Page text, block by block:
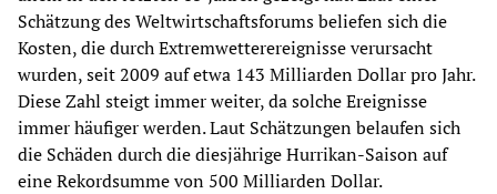
Schätzung des Weltwirtschaftsforums beliefen sich die
Kosten, die durch Extremwetterereignisse verursacht
wurden, seit 2009 auf etwa 143 Milliarden Dollar pro Jahr.
Diese Zahl steigt immer weiter, da solche Ereignisse
immer häufiger werden. Laut Schätzungen belaufen sich
die Schäden durch die diesjährige Hurrikan-Saison auf
eine Rekordsumme von 500 Milliarden Dollar.